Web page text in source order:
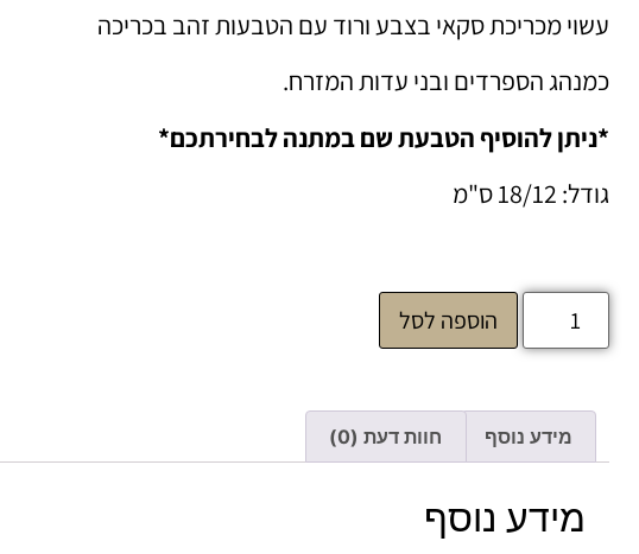
עשוי מכריכת סקאי בצבע ורוד עם הטבעות זהב בכריכה
כמנהג הספרדים ובני עדות המזרח.
*ניתן להוסיף הטבעת שם במתנה לבחירתכם*
גודל: 18/12 ס"מ
הוספה לסל
מידע נוסף חוות דעת (0)
מידע נוסף